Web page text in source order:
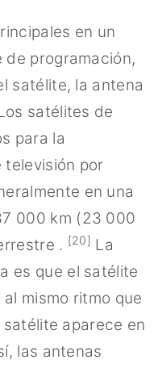
en un
programación,
satélite, la antena
satélites de
para la
televisión por
en una
000 km (23 000
. [20] La
es que el satélite
mismo ritmo que
aparece en
las antenas